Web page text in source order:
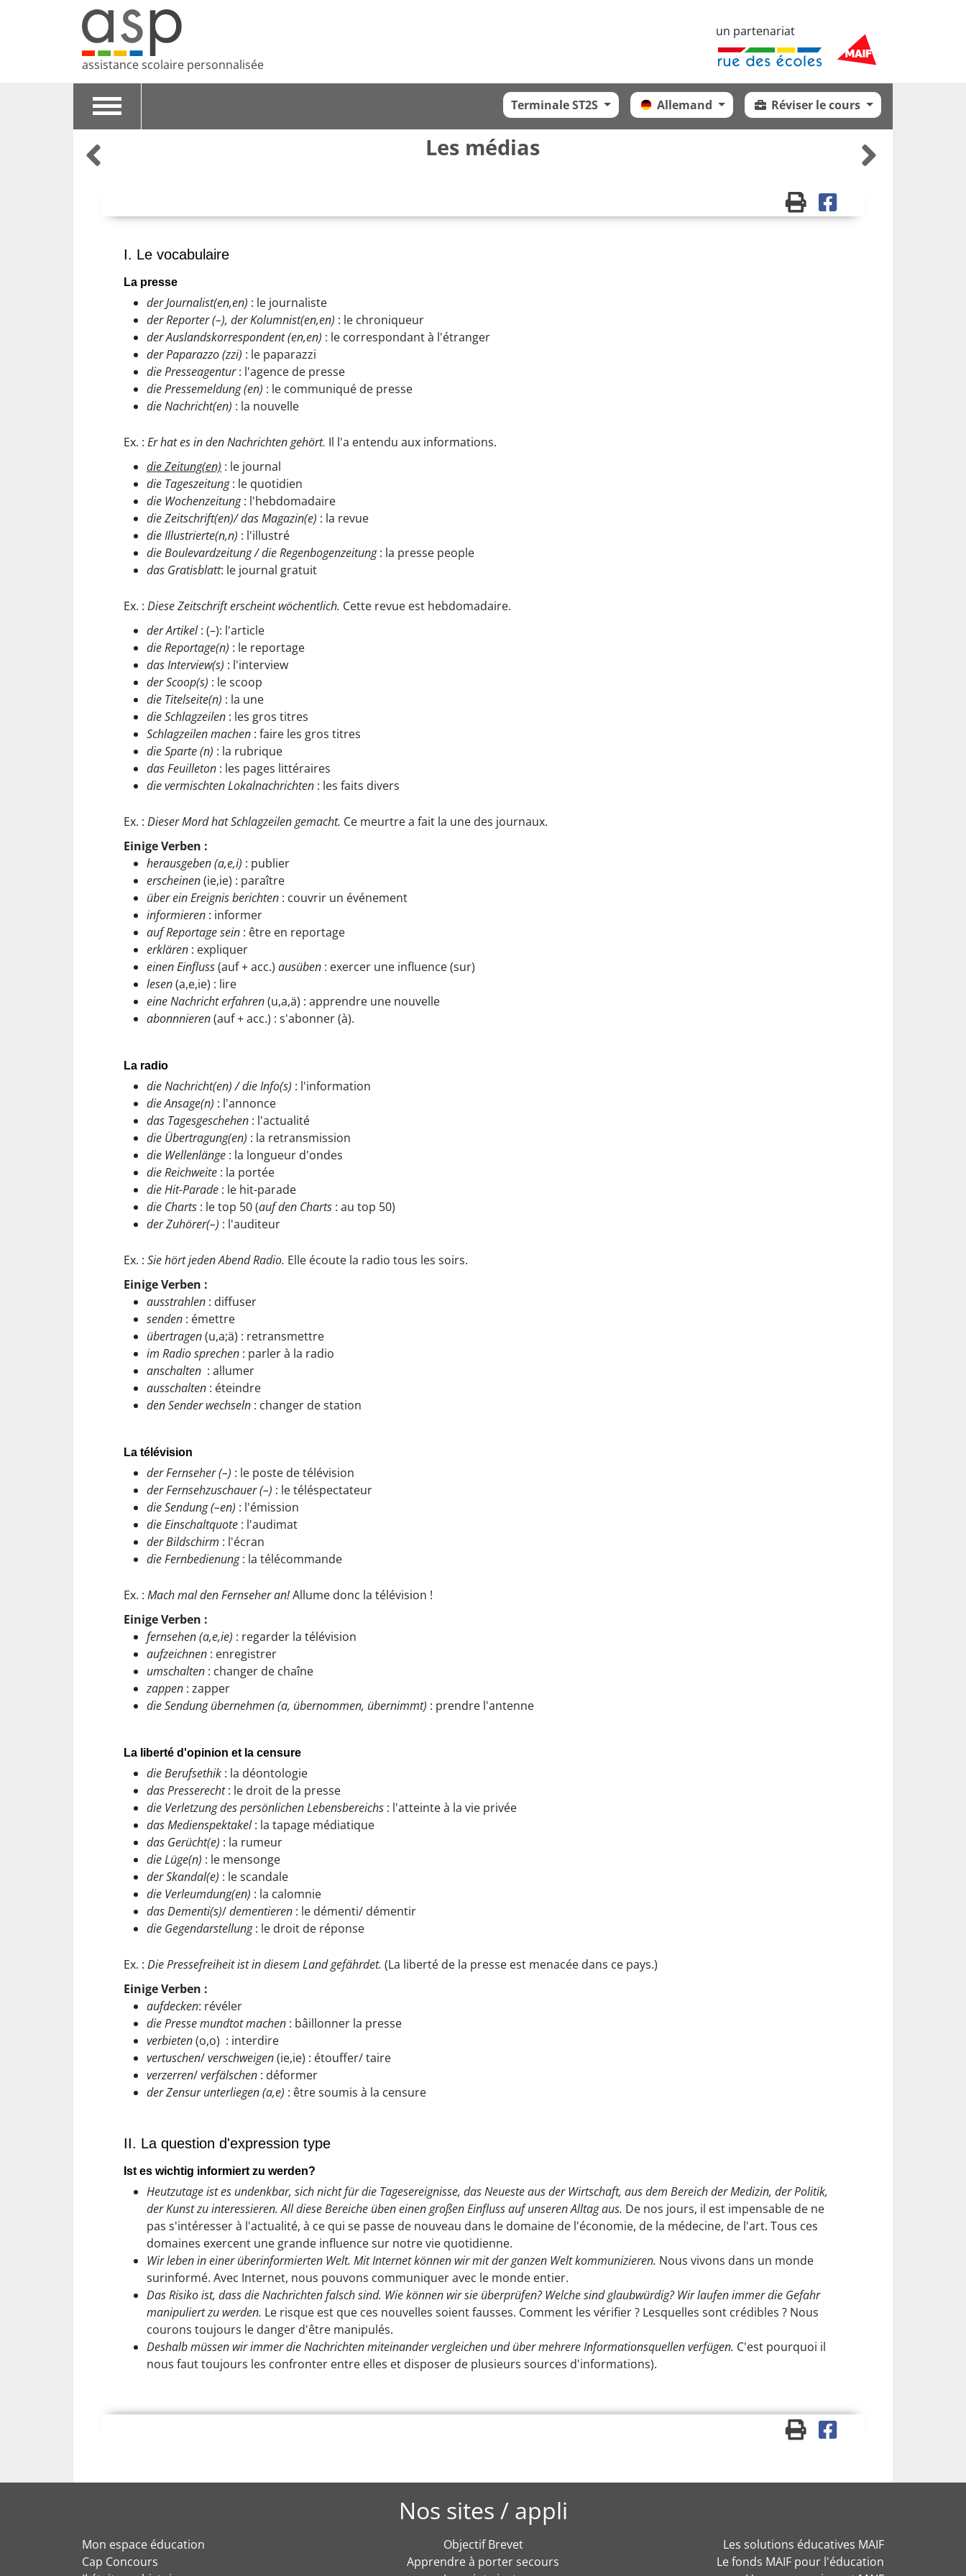
assistance scolaire personnalisée
un partenariat
Toggle
Terminale ST2S Allemand Réviser le cours
Les médias
I. Le vocabulaire
La presse
der Journalist(en,en) : le journaliste
der Reporter (–), der Kolumnist(en,en) : le chroniqueur
der Auslandskorrespondent (en,en) : le correspondant à l'étranger
der Paparazzo (zzi) : le paparazzi
die Presseagentur: l'agence de presse
die Pressemeldung (en) : le communiqué de presse
die Nachricht(en) : la nouvelle
Ex. : Er hat es in den Nachrichten gehört. Il l'a entendu aux informations.
die Zeitung(en) : le journal
die Tageszeitung: le quotidien
die Wochenzeitung: l'hebdomadaire
die Zeitschrift(en)/ das Magazin(e) : la revue
die Illustrierte(n,n) : l'illustré
die Boulevardzeitung / die Regenbogenzeitung: la presse people
das Gratisblatt: le journal gratuit
Ex. : Diese Zeitschrift erscheint wöchentlich. Cette revue est hebdomadaire.
der Artikel: (–): l'article
die Reportage(n) : le reportage
das Interview(s) : l'interview
der Scoop(s) : le scoop
die Titelseite(n) : la une
die Schlagzeilen : les gros titres
Schlagzeilen machen : faire les gros titres
die Sparte (n) : la rubrique
das Feuilleton : les pages littéraires
die vermischten Lokalnachrichten : les faits divers
Ex. : Dieser Mord hat Schlagzeilen gemacht. Ce meurtre a fait la une des journaux.
Einige Verben :
herausgeben (a,e,i) : publier
erscheinen(ie,ie) : paraître
über ein Ereignis berichten : couvrir un événement
informieren : informer
auf Reportage sein : être en reportage
erklären : expliquer
einen Einfluss(auf + acc.) ausüben : exercer une influence (sur)
lesen(a,e,ie) : lire
eine Nachricht erfahren(u,a,ä) : apprendre une nouvelle
abonnnieren(auf + acc.) : s'abonner (à).
La radio
die Nachricht(en) / die Info(s) : l'information
die Ansage(n) : l'annonce
das Tagesgeschehen : l'actualité
die Übertragung(en) : la retransmission
die Wellenlänge : la longueur d'ondes
die Reichweite : la portée
die Hit-Parade : le hit-parade
die Charts : le top 50 (auf den Charts : au top 50)
der Zuhörer(–) : l'auditeur
Ex. : Sie hört jeden Abend Radio. Elle écoute la radio tous les soirs.
Einige Verben :
ausstrahlen : diffuser
senden : émettre
übertragen(u,a;ä) : retransmettre
im Radio sprechen : parler à la radio
anschalten : allumer
ausschalten : éteindre
den Sender wechseln : changer de station
La télévision
der Fernseher (–) : le poste de télévision
der Fernsehzuschauer (–) : le téléspectateur
die Sendung (–en) : l'émission
die Einschaltquote : l'audimat
der Bildschirm : l'écran
die Fernbedienung: la télécommande
Ex. : Mach mal den Fernseher an!Allume donc la télévision !
Einige Verben :
fernsehen (a,e,ie) : regarder la télévision
aufzeichnen : enregistrer
umschalten : changer de chaîne
zappen : zapper
die Sendung übernehmen (a, übernommen, übernimmt) : prendre l'antenne
La liberté d'opinion et la censure
die Berufsethik : la déontologie
das Presserecht: le droit de la presse
die Verletzung des persönlichen Lebensbereichs : l'atteinte à la vie privée
das Medienspektakel: la tapage médiatique
das Gerücht(e) : la rumeur
die Lüge(n) : le mensonge
der Skandal(e) : le scandale
die Verleumdung(en) : la calomnie
das Dementi(s)/dementieren : le démenti/ démentir
die Gegendarstellung: le droit de réponse
Ex. : Die Pressefreiheit ist in diesem Land gefährdet. (La liberté de la presse est menacée dans ce pays.)
Einige Verben :
aufdecken: révéler
die Presse mundtot machen : bâillonner la presse
verbieten(o,o) : interdire
vertuschen/verschweigen(ie,ie) : étouffer/ taire
verzerren/verfälschen : déformer
der Zensur unterliegen (a,e) : être soumis à la censure
II. La question d'expression type
Ist es wichtig informiert zu werden?
Heutzutage ist es undenkbar, sich nicht für die Tagesereignisse, das Neueste aus der Wirtschaft, aus dem Bereich der Medizin, der Politik,
der Kunst zu interessieren. All diese Bereiche üben einen großen Einfluss auf unseren Alltag aus. De nos jours, il est impensable de ne
pas s'intéresser à l'actualité, à ce qui se passe de nouveau dans le domaine de l'économie, de la médecine, de l'art. Tous ces
domaines exercent une grande influence sur notre vie quotidienne.
Wir leben in einer überinformierten Welt. Mit Internet können wir mit der ganzen Welt kommunizieren. Nous vivons dans un monde
surinformé. Avec Internet, nous pouvons communiquer avec le monde entier.
Das Risiko ist, dass die Nachrichten falsch sind. Wie können wir sie überprüfen? Welche sind glaubwürdig? Wir laufen immer die Gefahr
manipuliert zu werden. Le risque est que ces nouvelles soient fausses. Comment les vérifier ? Lesquelles sont crédibles ? Nous
courons toujours le danger d'être manipulés.
Deshalb müssen wir immer die Nachrichten miteinander vergleichen und über mehrere Informationsquellen verfügen. C'est pourquoi il
nous faut toujours les confronter entre elles et disposer de plusieurs sources d'informations).
Nos sites / appli
Mon espace éducation
Cap Concours
Objectif Brevet
Apprendre à porter secours
Les solutions éducatives MAIF
Le fonds MAIF pour l'éducation